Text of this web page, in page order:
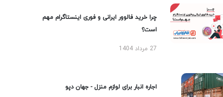
چرا خرید فالوور ایرانی و فوری اینستاگرام مهم
است؟
27 مرداد 1404
اجاره انبار برای لوازم منزل - جهان دپو